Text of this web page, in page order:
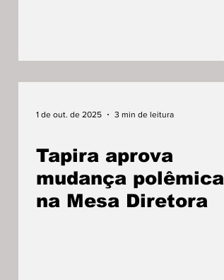
1 de out. de 2025 3 min de leitura
Tapira aprova
mudança polêmica
na Mesa Diretora